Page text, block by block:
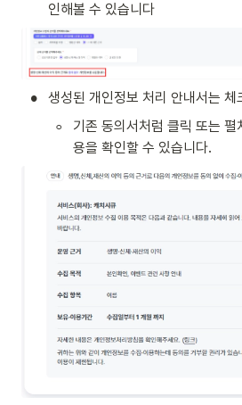
인해볼 수 있습니다
• 생성된 개인정보 처리 안내서는
◦
기존 동의서처럼 클릭 또는 펼
용을 확인할 수 있습니다.